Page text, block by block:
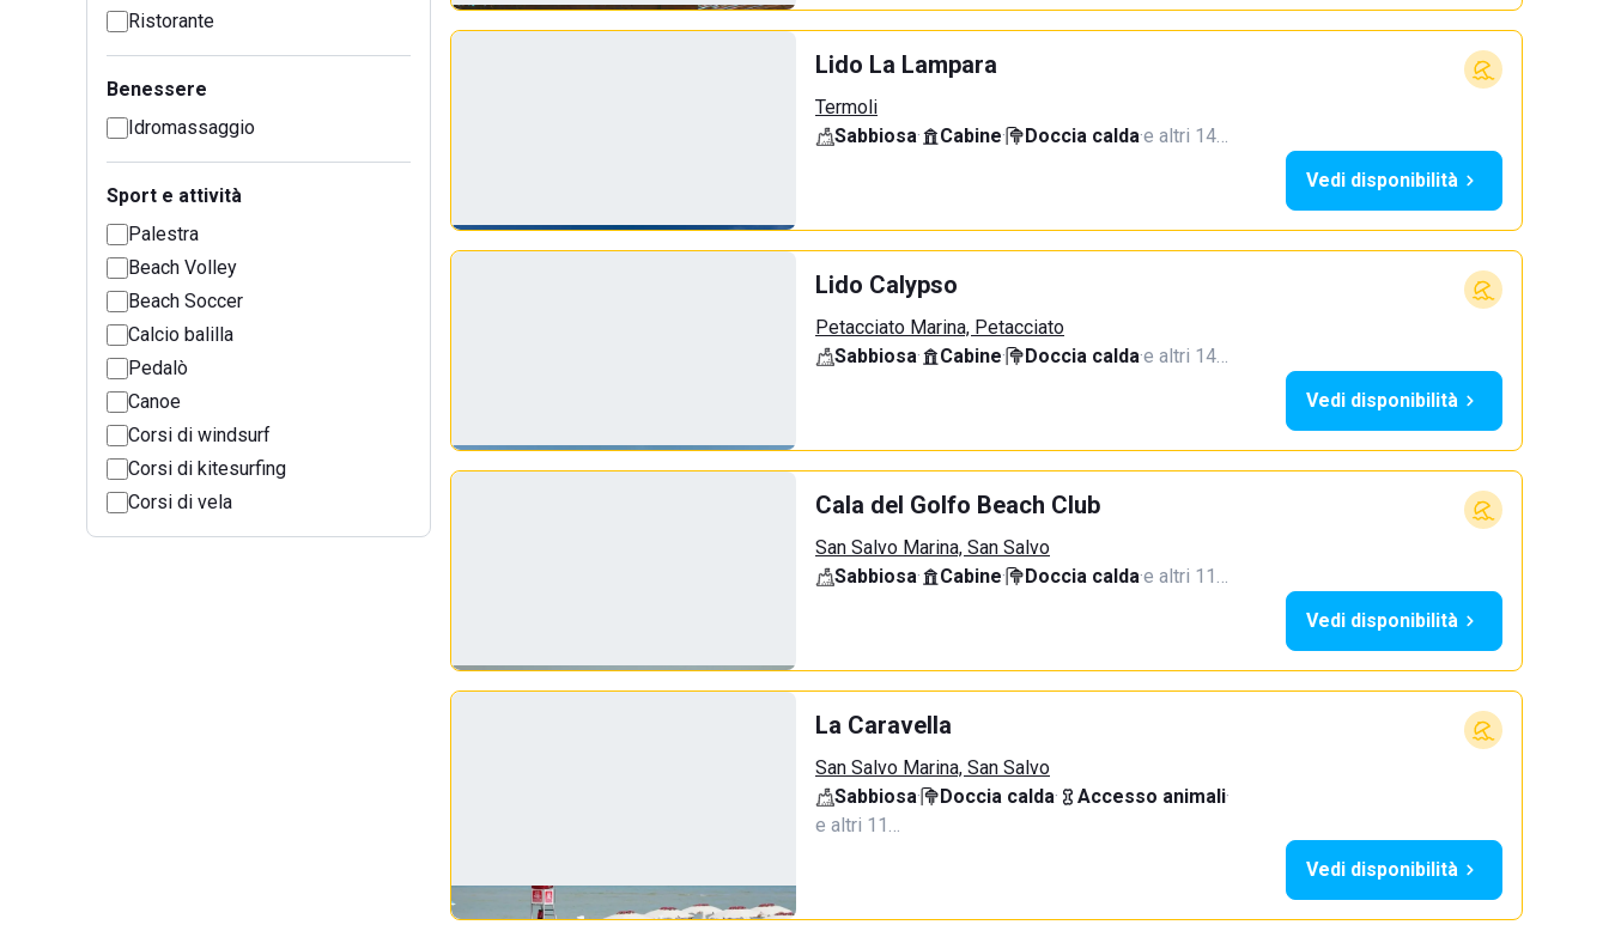
Ristorante
Benessere
Idromassaggio
Sport e attività
Palestra
Beach Volley
Beach Soccer
Calcio balilla
Pedalò
Canoe
Corsi di windsurf
Corsi di kitesurfing
Corsi di vela
Lido La Lampara
Termoli
Sabbiosa· Cabine· Doccia calda·e altri 14…
Vedi disponibilità
Lido Calypso
Petacciato Marina, Petacciato
Sabbiosa· Cabine· Doccia calda·e altri 14…
Vedi disponibilità
Cala del Golfo Beach Club
San Salvo Marina, San Salvo
Sabbiosa· Cabine· Doccia calda·e altri 11…
Vedi disponibilità
La Caravella
San Salvo Marina, San Salvo
Sabbiosa· Doccia calda· Accesso animali·
e altri 11…
Vedi disponibilità